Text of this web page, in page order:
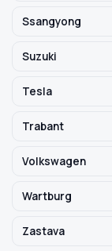
Ssangyong
Suzuki
Tesla
Trabant
Volkswagen
Wartburg
Zastava